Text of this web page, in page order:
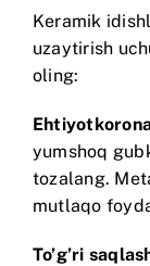
Keramik
uzaytirish
oling:
yumshoq
tozalang.
mutlaqo
To’g’ri